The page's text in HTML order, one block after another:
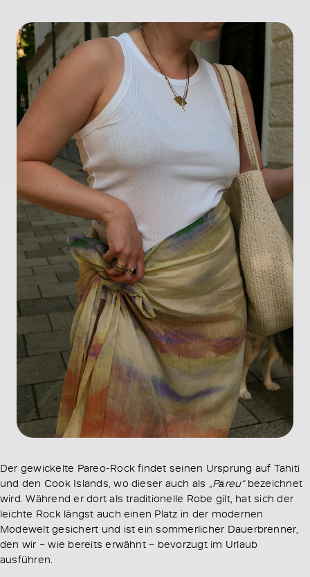
Der gewickelte Pareo-Rock findet seinen Ursprung auf Tahiti
und den Cook Islands, wo dieser auch als „Pāreu“bezeichnet
wird. Während er dort als traditionelle Robe gilt, hat sich der
leichte Rock längst auch einen Platz in der modernen
Modewelt gesichert und ist ein sommerlicher Dauerbrenner,
den wir – wie bereits erwähnt – bevorzugt im Urlaub
ausführen.